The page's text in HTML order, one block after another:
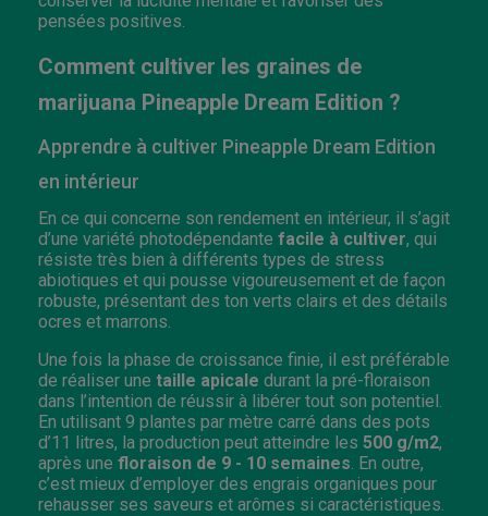
pensées positives.
Comment cultiver les graines de
marijuana Pineapple Dream Edition ?
Apprendre à cultiver Pineapple Dream Edition
en intérieur
En ce qui concerne son rendement en intérieur, il s’agit
d’une variété photodépendante facile à cultiver, qui
résiste très bien à différents types de stress
abiotiques et qui pousse vigoureusement et de façon
robuste, pré​sentant des ton verts clairs et des détails
ocres et marrons.
Une fois la phase de croissance finie, il est préférable
de réaliser une taille apicale durant la pré-floraison
dans l’intention de réussir à libérer tout son potentiel.
En utilisant 9 plantes par mètre carré dans des pots
d’11 litres, la production peut atteindre les 500 g/m2,
après une floraison de 9 - 10 semaines . En outre,
c’est mieux d’employer des engrais organiques pour
rehausser ses saveurs et arômes si caractéristiques.